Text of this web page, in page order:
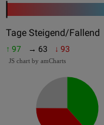
0 50
Tage Steigend/Fallend
↑ 97 → 63 ↓ 93
JS chart by amCharts